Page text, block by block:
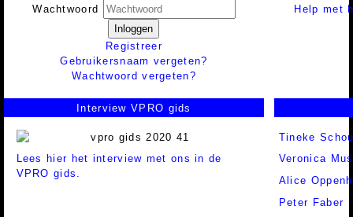
Wachtwoord
Inloggen
Registreer
Gebruikersnaam vergeten?
Wachtwoord vergeten?
Help met
Interview VPRO gids
Lees hier het interview met ons in de
VPRO gids.
Tineke
Veronica
Alice
Peter Faber